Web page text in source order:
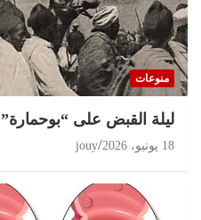
منوعات
ليلة القبض على “بوحمارة”
18 يونيو، 2026 jouy